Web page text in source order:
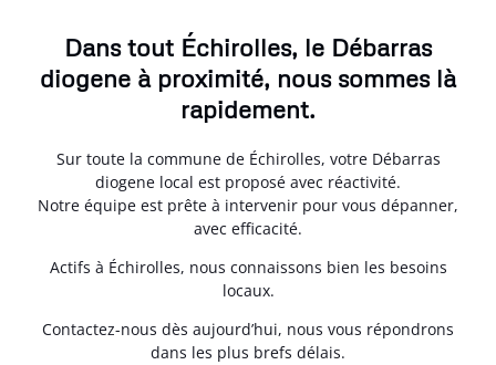
Dans tout Échirolles, le Débarras
diogene à proximité, nous sommes là
rapidement.
Sur toute la commune de Échirolles, votre Débarras
diogene local est proposé avec réactivité.
Notre équipe est prête à intervenir pour vous dépanner,
avec efficacité.
Actifs à Échirolles, nous connaissons bien les besoins
locaux.
Contactez-nous dès aujourd’hui, nous vous répondrons
dans les plus brefs délais.